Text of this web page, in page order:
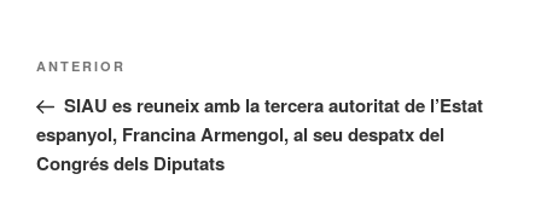
Navegació
Entrada
anterior
ANTERIOR
SIAU es reuneix amb la tercera autoritat de l’Estat
espanyol, Francina Armengol, al seu despatx del
Congrés dels Diputats